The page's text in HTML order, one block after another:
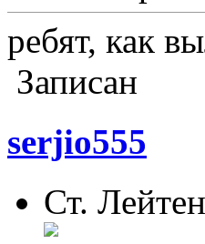
ребят, как
Записан
serjio555
Ст.